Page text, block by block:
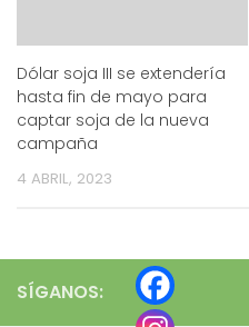
Dólar soja III se extendería
hasta fin de mayo para
captar soja de la nueva
campaña
4 ABRIL, 2023
SÍGANOS: